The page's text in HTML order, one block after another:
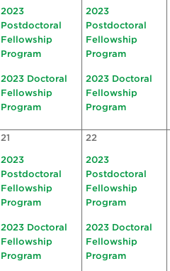
2023
Postdoctoral
Fellowship
Program
2023 Doctoral
Fellowship
Program
2023
Postdoctoral
Fellowship
Program
2023 Doctoral
Fellowship
Program
21
2023
Postdoctoral
Fellowship
Program
2023 Doctoral
Fellowship
Program
22
2023
Postdoctoral
Fellowship
Program
2023 Doctoral
Fellowship
Program